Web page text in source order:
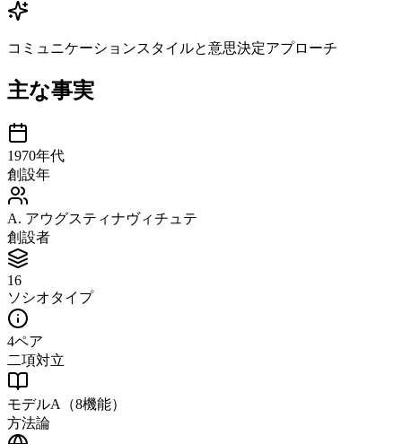
コミュニケーションスタイルと意思決定アプローチ
主な事実
1970年代
創設年
A. アウグスティナヴィチュテ
創設者
16
ソシオタイプ
4ペア
二項対立
モデルA（8機能）
方法論